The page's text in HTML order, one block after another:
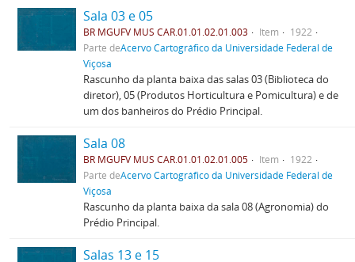
Sala 03 e 05
BR MGUFV MUS CAR.01.01.02.01.003 Item
1922
Parte deAcervo Cartográfico da Universidade Federal de
Viçosa
Rascunho da planta baixa das salas 03 (Biblioteca do
diretor), 05 (Produtos Horticultura e Pomicultura) e de
um dos banheiros do Prédio Principal.
Sala 08
BR MGUFV MUS CAR.01.01.02.01.005 Item
1922
Parte deAcervo Cartográfico da Universidade Federal de
Viçosa
Rascunho da planta baixa da sala 08 (Agronomia) do
Prédio Principal.
Salas 13 e 15